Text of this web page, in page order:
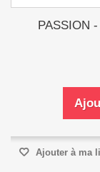
PASSION
Ajouter à ma